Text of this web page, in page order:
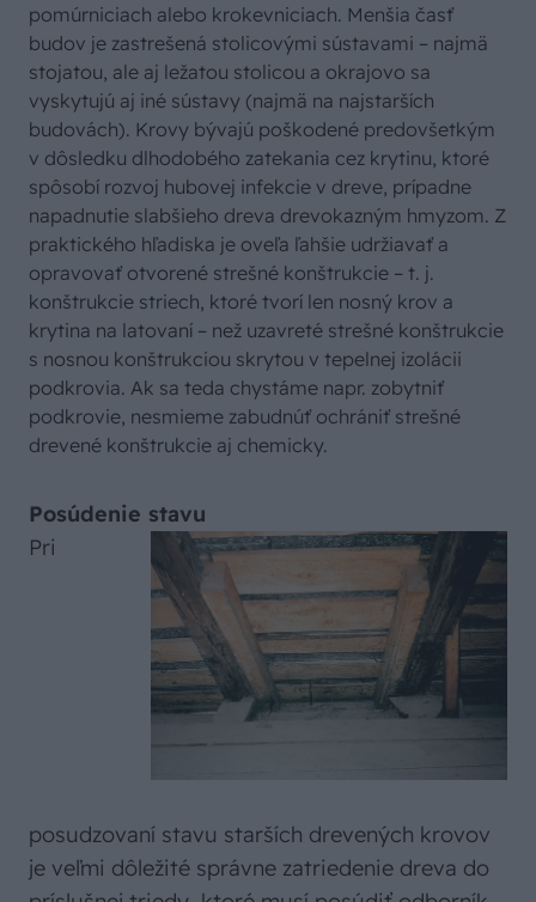
pomúrniciach alebo krokevniciach. Menšia časť
budov je zastrešená stolicovými sústavami – najmä
stojatou, ale aj ležatou stolicou a okrajovo sa
vyskytujú aj iné sústavy (najmä na najstarších
budovách). Krovy bývajú poškodené predovšetkým
v dôsledku dlhodobého zatekania cez krytinu, ktoré
spôsobí rozvoj hubovej infekcie v dreve, prípadne
napadnutie slabšieho dreva drevokazným hmyzom. Z
praktického hľadiska je oveľa ľahšie udržiavať a
opravovať otvorené strešné konštrukcie – t. j.
konštrukcie striech, ktoré tvorí len nosný krov a
krytina na latovaní – než uzavreté strešné konštrukcie
s nosnou konštrukciou skrytou v tepelnej izolácii
podkrovia. Ak sa teda chystáme napr. zobytniť
podkrovie, nesmieme zabudnúť ochrániť strešné
drevené konštrukcie aj chemicky.
Posúdenie stavu
Pri
posudzovaní stavu starších drevených krovov
je veľmi dôležité správne zatriedenie dreva do